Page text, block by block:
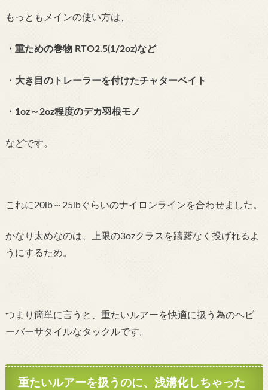
もっともメインの使い方は、
・重ための巻物 RTO2.5(1/2oz)など
・大き目のトレーラーを付けたチャターベイト
・ 1oz～2oz程度のデカ羽根モノ
などです。
これに20lb～25lbぐらいのナイロンラインを合わせました。
かなり太めなのは、上限の3ozクラスを躊躇なく投げれるよ
うにするため。
つまり簡単に言うと、重たいルアーを快適に扱う為のヘビ
ーバーサタイルなタックルです。
重たいルアーを扱うのに、浅溝化しちゃった